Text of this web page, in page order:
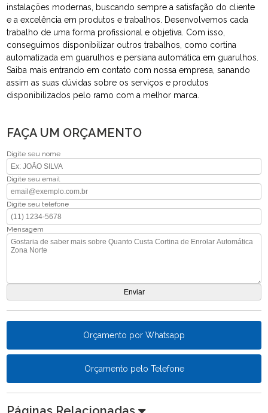
instalações modernas, buscando sempre a satisfação do cliente
e a excelência em produtos e trabalhos. Desenvolvemos cada
trabalho de uma forma profissional e objetiva. Com isso,
conseguimos disponibilizar outros trabalhos, como cortina
automatizada em guarulhos e persiana automática em guarulhos.
Saiba mais entrando em contato com nossa empresa, sanando
assim as suas dúvidas sobre os serviços e produtos
disponibilizados pelo ramo com a melhor marca.
FAÇA UM ORÇAMENTO
Digite seu nome
Digite seu email
Digite seu telefone
Mensagem
Orçamento por Whatsapp
Orçamento pelo Telefone